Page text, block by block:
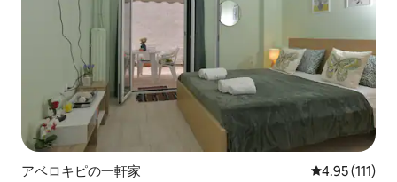
アベロキピの一軒家 レビュー111
4.95 (111)